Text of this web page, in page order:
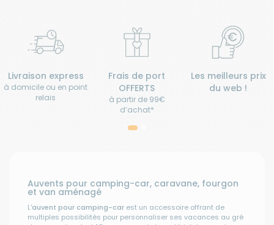
Livraison express
à domicile ou en point
relais
Frais de port
OFFERTS
à partir de 99€
d’achat*
Les meilleurs prix
du web !
Auvents pour camping-car, caravane, fourgon
et van aménagé
L'auvent pour camping-car est un accessoire offrant de
multiples possibilités pour personnaliser ses vacances au gré